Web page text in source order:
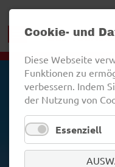
Cookie- und
Diese Webseite
Funktionen zu
verbessern. Indem
der Nutzung von
Essenziell